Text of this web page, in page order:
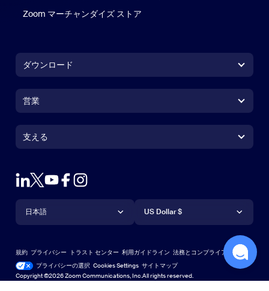
Zoom マーチャンダイズ ストア
ダウンロード
Zoom Rooms アプリZoom Rooms アプリ
Zoom Rooms コントローラ
Outlook プラグイン
Androidアプリ
営業
営業担当にお問い合わせ
デモを申し込む
ウェビナーとイベント
Zoom Experience CenterZoom Experience Center
支える
支える
アカウント
サポートセンター
ラーニングセンター
テクニカルコンテンツライブラリテクニカルコンテンツライブラ
フィードバック
言語
日本語
通貨
US Dollar $
Copyright ©2026 Zoom Communications, Inc.All rights reserved.
規約 プライバシー トラスト センター 利用ガイドライン 法務とコンプライアンス
プライバシーの選択 Cookies Settings サイトマップ
サイトマップ